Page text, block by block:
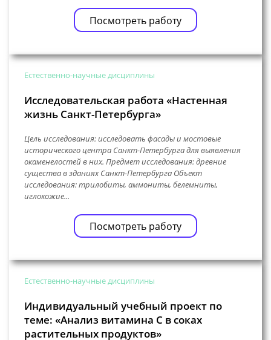
Посмотреть работу
Естественно-научные дисциплины
Исследовательская работа «Настенная
жизнь Санкт-Петербурга»
Цель исследования: исследовать фасады и мостовые
исторического центра Санкт-Петербурга для выявления
окаменелостей в них. Предмет исследования: древние
существа в зданиях Санкт-Петербурга Объект
исследования: трилобиты, аммониты, белемниты,
иглокожие...
Посмотреть работу
Естественно-научные дисциплины
Индивидуальный учебный проект по
теме: «Анализ витамина С в соках
растительных продуктов»